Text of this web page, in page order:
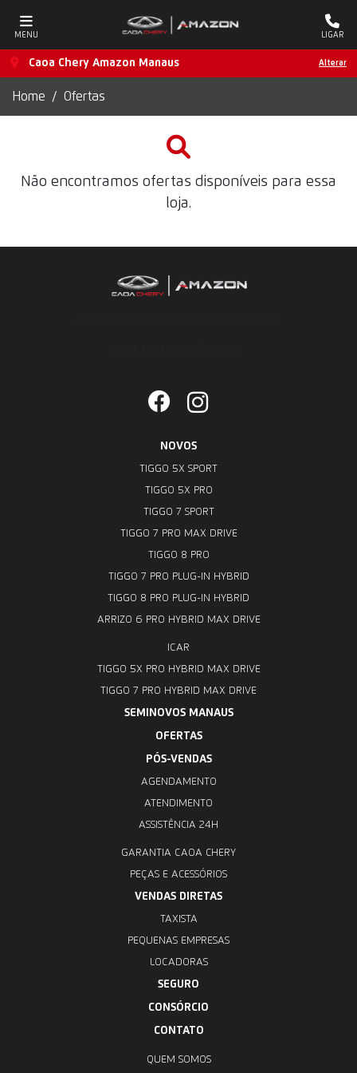
MENU LIGAR
Caoa Chery Amazon Manaus Alterar
Home Ofertas
Não encontramos ofertas disponíveis para essa
loja.
NOVOS
TIGGO 5X SPORT
TIGGO 5X PRO
TIGGO 7 SPORT
TIGGO 7 PRO MAX DRIVE
TIGGO 8 PRO
TIGGO 7 PRO PLUG-IN HYBRID
TIGGO 8 PRO PLUG-IN HYBRID
ARRIZO 6 PRO HYBRID MAX DRIVE
ICAR
TIGGO 5X PRO HYBRID MAX DRIVE
TIGGO 7 PRO HYBRID MAX DRIVE
SEMINOVOS MANAUS
OFERTAS
PÓS-VENDAS
AGENDAMENTO
ATENDIMENTO
ASSISTÊNCIA 24H
GARANTIA CAOA CHERY
PEÇAS E ACESSÓRIOS
VENDAS DIRETAS
TAXISTA
PEQUENAS EMPRESAS
LOCADORAS
SEGURO
CONSÓRCIO
CONTATO
QUEM SOMOS